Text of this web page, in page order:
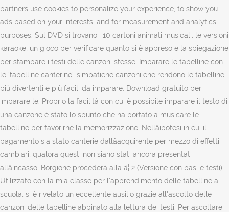
partners use cookies to personalize your experience, to show you
ads based on your interests, and for measurement and analytics
purposes. Sul DVD si trovano i 10 cartoni animati musicali, le versioni
karaoke, un gioco per verificare quanto si è appreso e la spiegazione
per stampare i testi delle canzoni stesse. Imparare le tabelline con
le 'tabelline canterine', simpatiche canzoni che rendono le tabelline
più divertenti e più facili da imparare. Download gratuito per
imparare le. Proprio la facilità con cui è possibile imparare il testo di
una canzone è stato lo spunto che ha portato a musicare le
tabelline per favorirne la memorizzazione. Nellâipotesi in cui il
pagamento sia stato canterie dallâacquirente per mezzo di effetti
cambiari, qualora questi non siano stati ancora presentati
allâincasso, Borgione procederà alla â¦ 2 (Versione con basi e testi)
Utilizzato con la mia classe per l'apprendimento delle tabelline a
scuola, si è rivelato un eccellente ausilio grazie all'ascolto delle
canzoni delle tabelline abbinato alla lettura dei testi. Per ascoltare